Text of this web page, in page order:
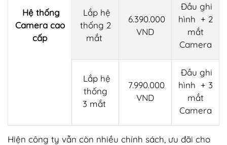
Hệ thống
Camera cao
cấp
Lắp hệ
thống 2
mắt
6.390.000
VND
Đầu ghi
hình + 2
mắt
Camera
Lắp hệ
thống
3 mắt
7.990.000
VND
Đầu ghi
hình + 3
mắt
Camera
Hiện công ty vẫn còn nhiều chính sách, ưu đãi cho